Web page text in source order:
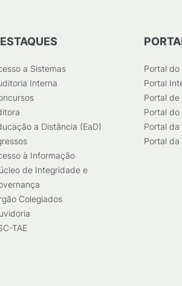
a Sistemas
Interna
a Distância (EaD)
à Informação
de Integridade e
Colegiados
TAE
Portal
Portal
Portal de
Portal
Portal da
Portal da